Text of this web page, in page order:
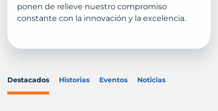
ponen de relieve nuestro compromiso
constante con la innovación y la excelencia.
Destacados Historias Eventos Noticias